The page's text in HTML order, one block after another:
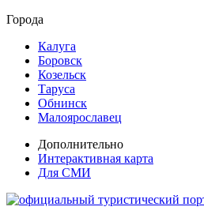
Города
Калуга
Боровск
Козельск
Таруса
Обнинск
Малоярославец
Дополнительно
Интерактивная карта
Для СМИ